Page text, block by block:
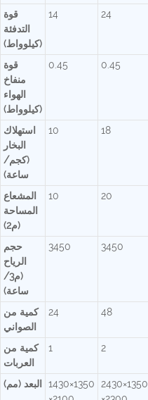
قوة
التدفئة
(كيلوواط)
14 24
قوة
منفاخ
الهواء
(كيلوواط)
0.45 0.45
استهلاك
البخار
(كجم/
ساعة)
10 18
المشعاع
المساحة
(م2)
10 20
حجم
الرياح
(م3/
ساعة)
3450 3450
كمية من
الصواني
24 48
كمية من
العربات
1 2
البعد (مم)
1430×1350
2430×1350